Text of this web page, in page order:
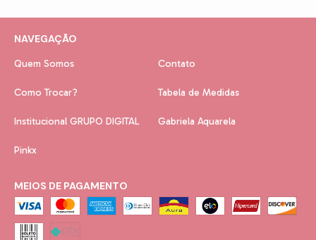
NAVEGAÇÃO
Quem Somos Contato
Como Trocar? Tabela de Medidas
Institucional GRUPO DIGITAL Gabriela Aquarela
Pinkx
MEIOS DE PAGAMENTO